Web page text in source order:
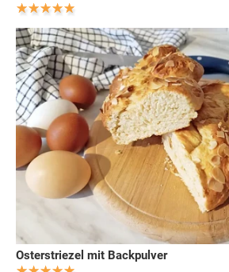
Osterstriezel mit Backpulver